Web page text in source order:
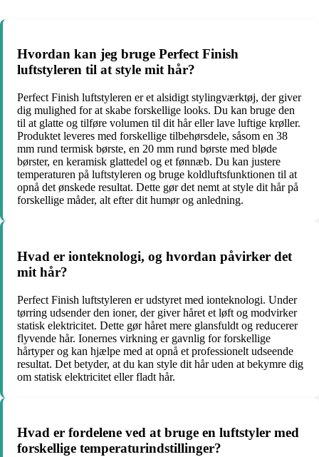
Hvordan kan jeg bruge Perfect Finish
luftstyleren til at style mit hår?
Perfect Finish luftstyleren er et alsidigt stylingværktøj, der giver
dig mulighed for at skabe forskellige looks. Du kan bruge den
til at glatte og tilføre volumen til dit hår eller lave luftige krøller.
Produktet leveres med forskellige tilbehørsdele, såsom en 38
mm rund termisk børste, en 20 mm rund børste med bløde
børster, en keramisk glattedel og et fønnæb. Du kan justere
temperaturen på luftstyleren og bruge koldluftsfunktionen til at
opnå det ønskede resultat. Dette gør det nemt at style dit hår på
forskellige måder, alt efter dit humør og anledning.
Hvad er ionteknologi, og hvordan påvirker det
mit hår?
Perfect Finish luftstyleren er udstyret med ionteknologi. Under
tørring udsender den ioner, der giver håret et løft og modvirker
statisk elektricitet. Dette gør håret mere glansfuldt og reducerer
flyvende hår. Ionernes virkning er gavnlig for forskellige
hårtyper og kan hjælpe med at opnå et professionelt udseende
resultat. Det betyder, at du kan style dit hår uden at bekymre dig
om statisk elektricitet eller fladt hår.
Hvad er fordelene ved at bruge en luftstyler med
forskellige temperaturindstillinger?